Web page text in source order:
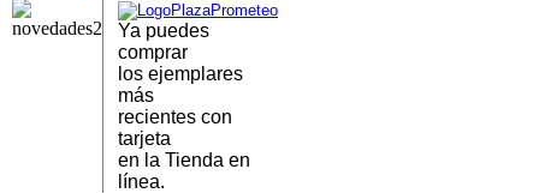
Ya puedes
comprar
los ejemplares
más
recientes con
tarjeta
en la Tienda en
línea.